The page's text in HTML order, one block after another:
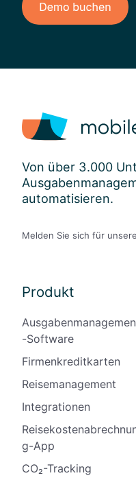
Von über 3.000
automatisieren.
Melden Sie sich für
Produkt
-Software
Firmenkreditkarten
Reisemanagement
Integrationen
g-App
CO₂-Tracking